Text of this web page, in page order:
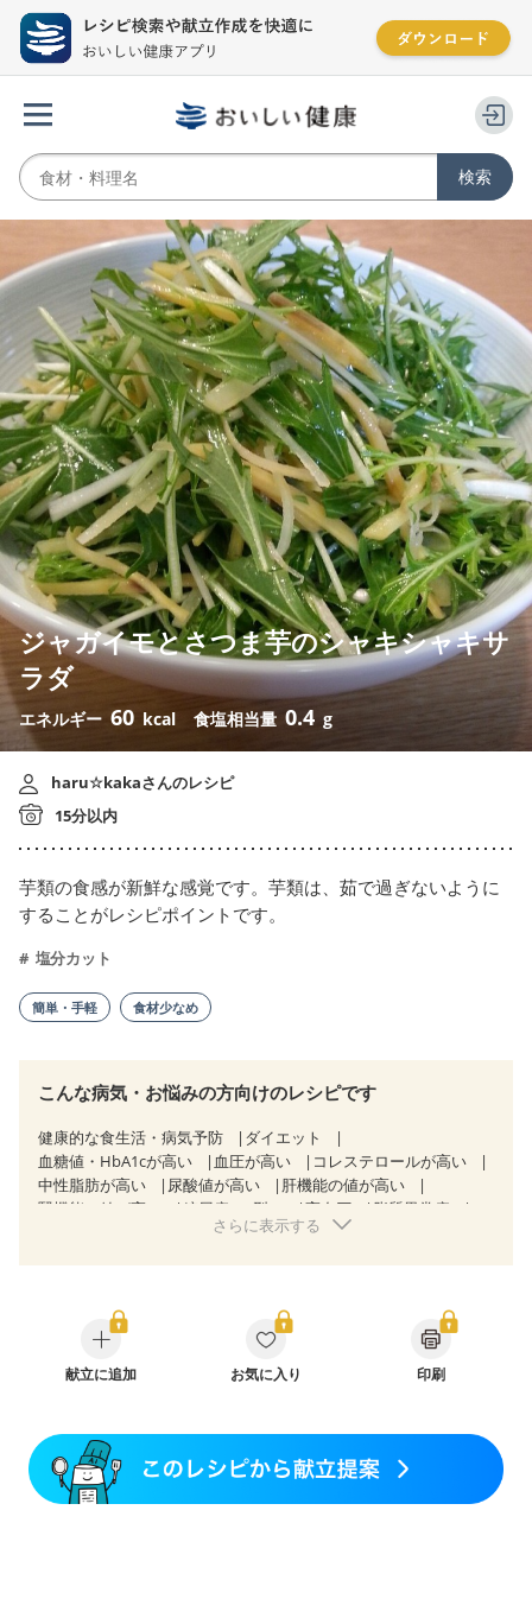
ジャガイモとさつま芋のシャキシャキサ
ラダ
エネルギー 60 kcal 食塩相当量 0.4 g
haru☆kakaさんのレシピ
15分以内
芋類の食感が新鮮な感覚です。芋類は、茹で過ぎないように
することがレシピポイントです。
塩分カット
簡単・手軽 食材少なめ
こんな病気・お悩みの方向けのレシピです
健康的な食生活・病気予防
ダイエット
血糖値・HbA1cが高い
血圧が高い
コレステロールが高い
中性脂肪が高い
尿酸値が高い
肝機能の値が高い
腎機能の値が高い
糖尿病（2型） 高血圧
脂質異常症
狭心症 心筋梗塞
糖尿病性腎症（第１期）
糖尿病性腎症（第２期）
糖尿病性腎症（第３期）
CKD（ステージ１）
CKD（ステージ２）
CKD（ステージ３a）
乳がん治療を終えた方・経過観察中の方など
味の感じ方が変わった
妊娠中(初期)
妊婦健診・体重増加が気になる（初期）
さらに表示する
献立に追加 お気に入り 印刷